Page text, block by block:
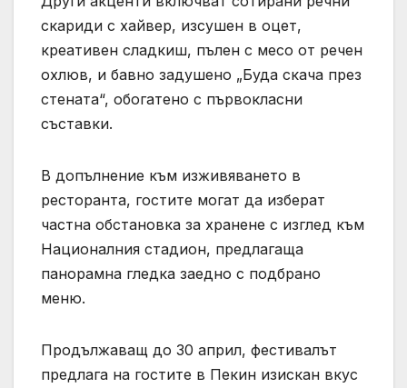
скариди с хайвер, изсушен в оцет,
креативен сладкиш, пълен с месо от речен
охлюв, и бавно задушено „Буда скача през
стената“, обогатено с първокласни
съставки.
В допълнение към изживяването в
ресторанта, гостите могат да изберат
частна обстановка за хранене с изглед към
Националния стадион, предлагаща
панорамна гледка заедно с подбрано
меню.
Продължаващ до 30 април, фестивалът
предлага на гостите в Пекин изискан вкус